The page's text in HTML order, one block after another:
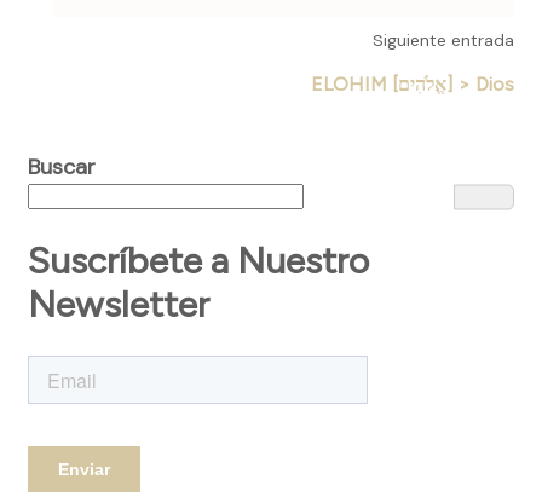
Siguiente entrada
ELOHIM [אֱלֹהִים] > Dios
Buscar
Suscríbete a Nuestro
Newsletter